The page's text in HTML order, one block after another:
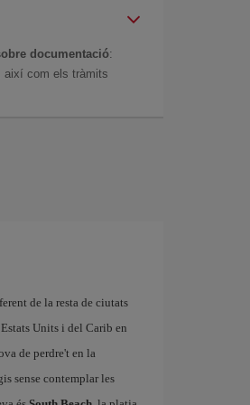
documentació:
així com els tràmits
de la resta de ciutats
Units i del Carib en
de perdre't en la
sense contemplar les